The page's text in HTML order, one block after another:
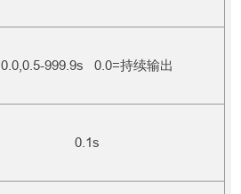
0.0,0.5-999.9s 0.0=持续输出
0.1s